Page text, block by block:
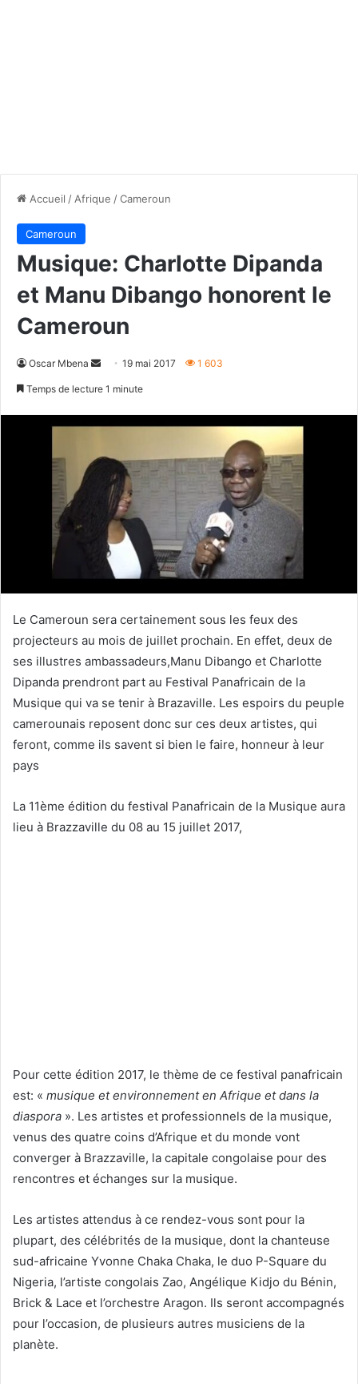
Accueil / Afrique /Cameroun
Cameroun
Musique: Charlotte Dipanda
et Manu Dibango honorent le
Cameroun
Oscar Mbena
Envoyer19 mai 2017 1 603
Temps de lecture 1 minute
Le Cameroun sera certainement sous les feux des
projecteurs au mois de juillet prochain. En effet, deux de
ses illustres ambassadeurs,Manu Dibango et Charlotte
Dipanda prendront part au Festival Panafricain de la
Musique qui va se tenir à Brazaville. Les espoirs du peuple
camerounais reposent donc sur ces deux artistes, qui
feront, comme ils savent si bien le faire, honneur à leur
pays
La 11ème édition du festival Panafricain de la Musique aura
lieu à Brazzaville du 08 au 15 juillet 2017,
Pour cette édition 2017, le thème de ce festival panafricain
est: « musique et environnement en Afrique et dans la
diaspora ». Les artistes et professionnels de la musique,
venus des quatre coins d’Afrique et du monde vont
converger à Brazzaville, la capitale congolaise pour des
rencontres et échanges sur la musique.
Les artistes attendus à ce rendez-vous sont pour la
plupart, des célébrités de la musique, dont la chanteuse
sud-africaine Yvonne Chaka Chaka, le duo P-Square du
Nigeria, l’artiste congolais Zao, Angélique Kidjo du Bénin,
Brick & Lace et l’orchestre Aragon. Ils seront accompagnés
pour l’occasion, de plusieurs autres musiciens de la
planète.